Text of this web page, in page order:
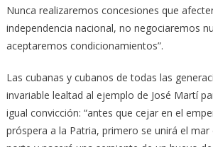
Nunca realizaremos concesiones que
independencia nacional, no negociaremos
aceptaremos condicionamientos”.
Las cubanas y cubanos de todas las
invariable lealtad al ejemplo de José Martí
igual convicción: “antes que cejar en el
próspera a la Patria, primero se unirá el mar